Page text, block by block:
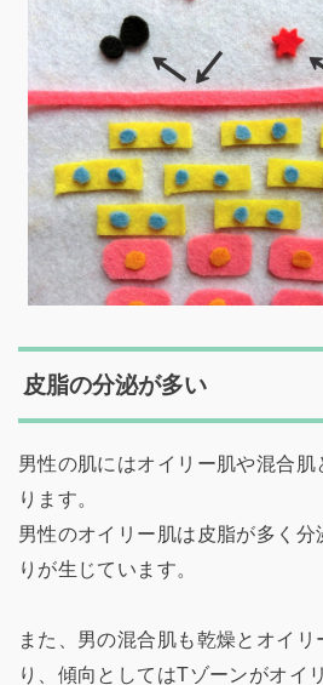
皮脂の分泌が多い
男性の肌にはオイリー肌や混合
ります。
男性のオイリー肌は皮脂が多く分
りが生じています。
また、男の混合肌も乾燥とオイ
り、傾向としてはTゾーンがオイ